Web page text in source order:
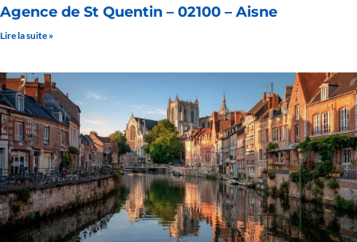
Agence de St Quentin – 02100 – Aisne
Lire la suite »